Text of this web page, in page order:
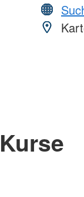
Kurse